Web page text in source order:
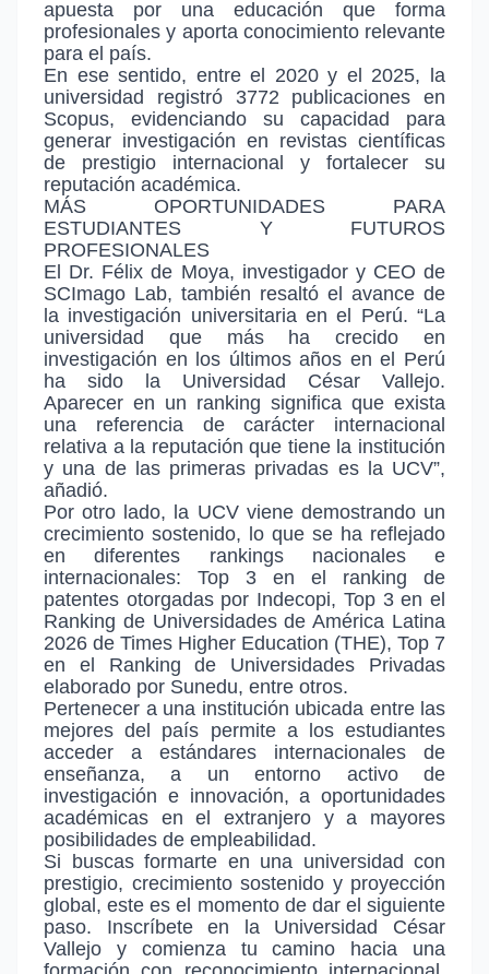
apuesta por una educación que forma
profesionales y aporta conocimiento relevante
para el país.
En ese sentido, entre el 2020 y el 2025, la
universidad registró 3772 publicaciones en
Scopus, evidenciando su capacidad para
generar investigación en revistas científicas
de prestigio internacional y fortalecer su
reputación académica.
MÁS OPORTUNIDADES PARA
ESTUDIANTES Y FUTUROS
PROFESIONALES
El Dr. Félix de Moya, investigador y CEO de
SCImago Lab, también resaltó el avance de
la investigación universitaria en el Perú. “La
universidad que más ha crecido en
investigación en los últimos años en el Perú
ha sido la Universidad César Vallejo.
Aparecer en un ranking significa que exista
una referencia de carácter internacional
relativa a la reputación que tiene la institución
y una de las primeras privadas es la UCV”,
añadió.
Por otro lado, la UCV viene demostrando un
crecimiento sostenido, lo que se ha reflejado
en diferentes rankings nacionales e
internacionales: Top 3 en el ranking de
patentes otorgadas por Indecopi, Top 3 en el
Ranking de Universidades de América Latina
2026 de Times Higher Education (THE), Top 7
en el Ranking de Universidades Privadas
elaborado por Sunedu, entre otros.
Pertenecer a una institución ubicada entre las
mejores del país permite a los estudiantes
acceder a estándares internacionales de
enseñanza, a un entorno activo de
investigación e innovación, a oportunidades
académicas en el extranjero y a mayores
posibilidades de empleabilidad.
Si buscas formarte en una universidad con
prestigio, crecimiento sostenido y proyección
global, este es el momento de dar el siguiente
paso. Inscríbete en la Universidad César
Vallejo y comienza tu camino hacia una